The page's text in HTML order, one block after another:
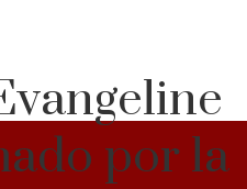
por la